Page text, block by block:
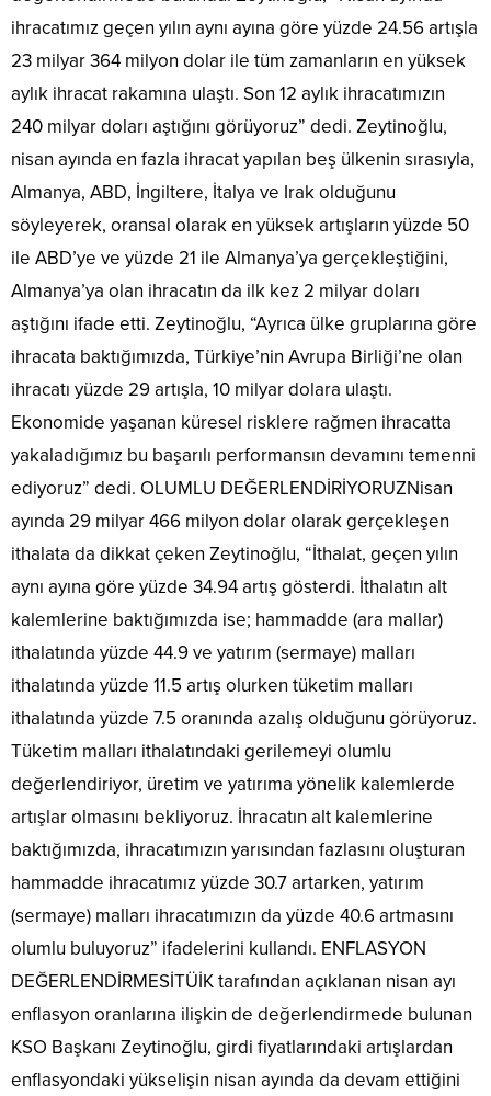
ihracatımız geçen yılın aynı ayına göre yüzde 24.56 artışla
23 milyar 364 milyon dolar ile tüm zamanların en yüksek
aylık ihracat rakamına ulaştı. Son 12 aylık ihracatımızın
240 milyar doları aştığını görüyoruz” dedi. Zeytinoğlu,
nisan ayında en fazla ihracat yapılan beş ülkenin sırasıyla,
Almanya, ABD, İngiltere, İtalya ve Irak olduğunu
söyleyerek, oransal olarak en yüksek artışların yüzde 50
ile ABD’ye ve yüzde 21 ile Almanya’ya gerçekleştiğini,
Almanya’ya olan ihracatın da ilk kez 2 milyar doları
aştığını ifade etti. Zeytinoğlu, “Ayrıca ülke gruplarına göre
ihracata baktığımızda, Türkiye’nin Avrupa Birliği’ne olan
ihracatı yüzde 29 artışla, 10 milyar dolara ulaştı.
Ekonomide yaşanan küresel risklere rağmen ihracatta
yakaladığımız bu başarılı performansın devamını temenni
ediyoruz” dedi. OLUMLU DEĞERLENDİRİYORUZNisan
ayında 29 milyar 466 milyon dolar olarak gerçekleşen
ithalata da dikkat çeken Zeytinoğlu, “İthalat, geçen yılın
aynı ayına göre yüzde 34.94 artış gösterdi. İthalatın alt
kalemlerine baktığımızda ise; hammadde (ara mallar)
ithalatında yüzde 44.9 ve yatırım (sermaye) malları
ithalatında yüzde 11.5 artış olurken tüketim malları
ithalatında yüzde 7.5 oranında azalış olduğunu görüyoruz.
Tüketim malları ithalatındaki gerilemeyi olumlu
değerlendiriyor, üretim ve yatırıma yönelik kalemlerde
artışlar olmasını bekliyoruz. İhracatın alt kalemlerine
baktığımızda, ihracatımızın yarısından fazlasını oluşturan
hammadde ihracatımız yüzde 30.7 artarken, yatırım
(sermaye) malları ihracatımızın da yüzde 40.6 artmasını
olumlu buluyoruz” ifadelerini kullandı. ENFLASYON
DEĞERLENDİRMESİTÜİK tarafından açıklanan nisan ayı
enflasyon oranlarına ilişkin de değerlendirmede bulunan
KSO Başkanı Zeytinoğlu, girdi fiyatlarındaki artışlardan
enflasyondaki yükselişin nisan ayında da devam ettiğini